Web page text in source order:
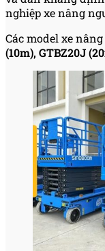
nghiệp xe nâng
Các model xe
(10m), GTBZ20J